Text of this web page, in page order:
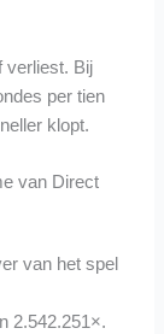
verliest. Bij
per tien
klopt.
van Direct
van het spel
2.542.251×.